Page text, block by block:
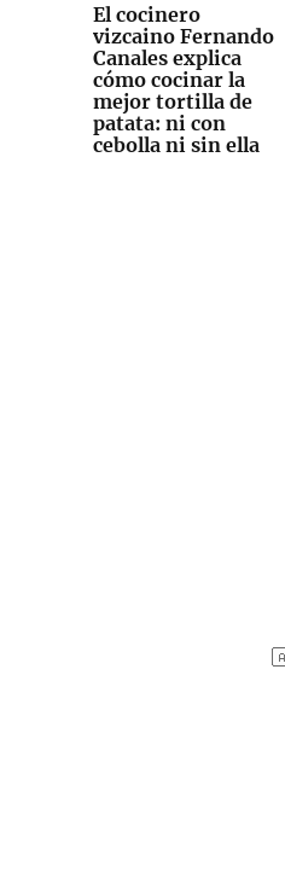
El cocinero
vizcaino Fernando
Canales explica
cómo cocinar la
mejor tortilla de
patata: ni con
cebolla ni sin ella